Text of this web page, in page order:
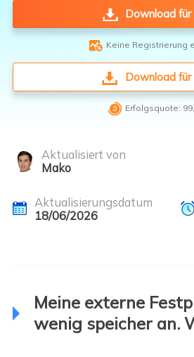
Download für
 Keine Registrierung
Download für
 Erfolgsquote:
Aktualisiert von
Mako
Aktualisierungsdatum
18/06/2026
Meine externe
wenig speicher an.